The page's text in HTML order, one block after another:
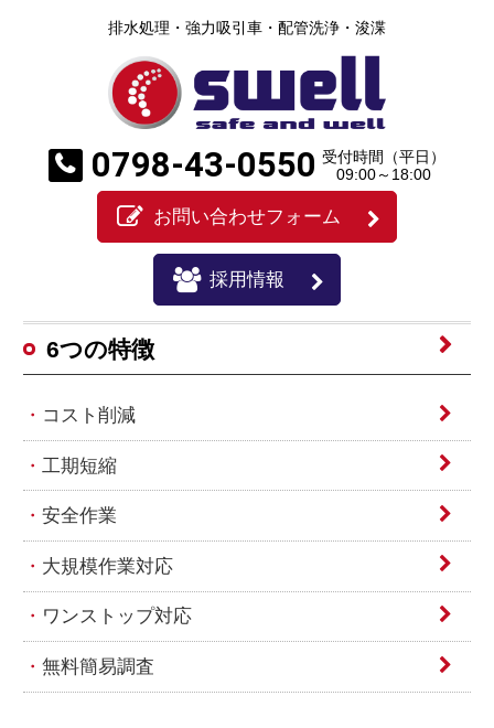
排水処理・強力吸引車・配管洗浄・浚渫
0798-43-0550 受付時間（平日）
09:00～18:00
お問い合わせフォーム
採用情報
6つの特徴
コスト削減
工期短縮
安全作業
大規模作業対応
ワンストップ対応
無料簡易調査